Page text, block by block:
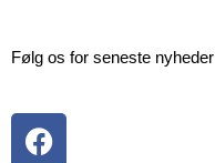
Følg os for seneste nyheder